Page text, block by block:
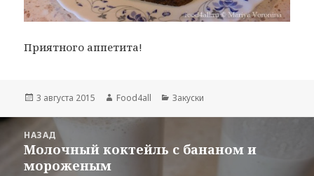
Приятного аппетита!
Опубликовано
3 августа 2015 Автор
Food4all Рубрики
Закуски
Навигация
НАЗАД
Предыдущая
запись:
Молочный коктейль с бананом и
мороженым